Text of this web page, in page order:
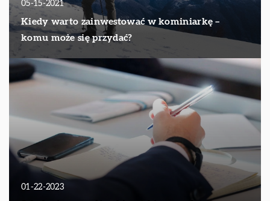
05-15-2021
Kiedy warto zainwestować w kominiarkę –
komu może się przydać?
01-22-2023